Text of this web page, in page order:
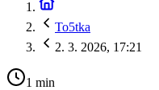
To5tka
2. 3. 2026, 17:21
1 min